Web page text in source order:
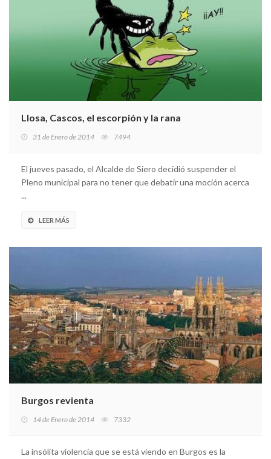
Llosa, Cascos, el escorpión y la rana
31 de Enero de 2014 7494
El jueves pasado, el Alcalde de Siero decidió suspender el
Pleno municipal para no tener que debatir una moción acerca
...
LEER MÁS
Burgos revienta
14 de Enero de 2014 7332
La insólita violencia que se está viendo en Burgos es la